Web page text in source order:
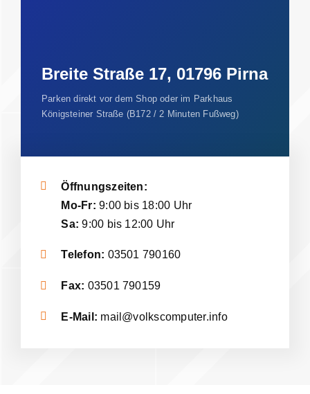
Breite Straße 17, 01796 Pirna
Parken direkt vor dem Shop oder im Parkhaus
Königsteiner Straße (B172 / 2 Minuten Fußweg)
Öffnungszeiten:
Mo-Fr:9:00 bis 18:00 Uhr
Sa:9:00 bis 12:00 Uhr
Telefon: 03501 790160
Fax: 03501 790159
E-Mail: mail@volkscomputer.info